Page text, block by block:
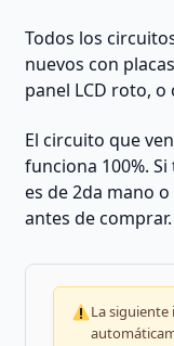
Todos los
nuevos con
panel LCD roto,
El circuito que
funciona 100%.
es de 2da mano
antes de comprar.
La